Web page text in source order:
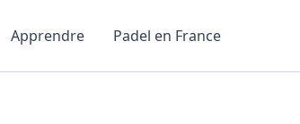
Apprendre Padel en France